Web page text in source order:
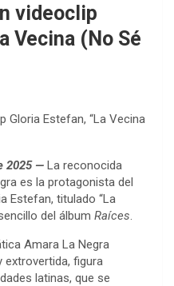
videoclip
Vecina (No Sé
Gloria Estefan, “La Vecina
2025 — La reconocida
es la protagonista del
Estefan, titulado “La
del álbum Raíces
Amara La Negra
extrovertida, figura
latinas, que se